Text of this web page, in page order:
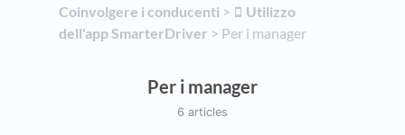
Coinvolgere i conducenti ​ > ​
​Utilizzo
dell'app SmarterDriver ​ > ​ ​Per i manager
Per i manager
6 articles